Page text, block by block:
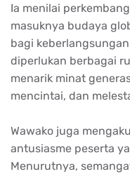
Ia menilai
masuknya budaya
bagi
diperlukan berbagai
menarik minat
mencintai, dan
Wawako juga
antusiasme peserta
Menurutnya,